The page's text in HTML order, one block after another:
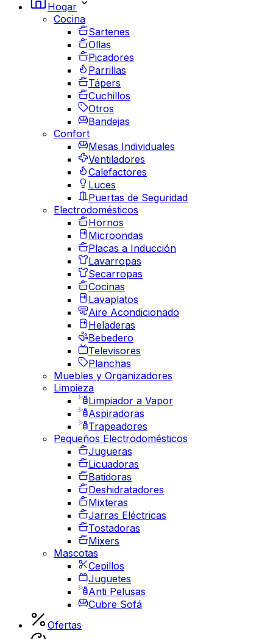
Hogar
Cocina
Sartenes
Ollas
Picadores
Parrillas
Tápers
Cuchillos
Otros
Bandejas
Confort
Mesas Individuales
Ventiladores
Calefactores
Luces
Puertas de Seguridad
Electrodomésticos
Hornos
Microondas
Placas a Inducción
Lavarropas
Secarropas
Cocinas
Lavaplatos
Aire Acondicionado
Heladeras
Bebedero
Televisores
Planchas
Muebles y Organizadores
Limpieza
Limpiador a Vapor
Aspiradoras
Trapeadores
Pequeños Electrodomésticos
Jugueras
Licuadoras
Batidoras
Deshidratadores
Mixteras
Jarras Eléctricas
Tostadoras
Mixers
Mascotas
Cepillos
Juguetes
Anti Pelusas
Cubre Sofá
Ofertas